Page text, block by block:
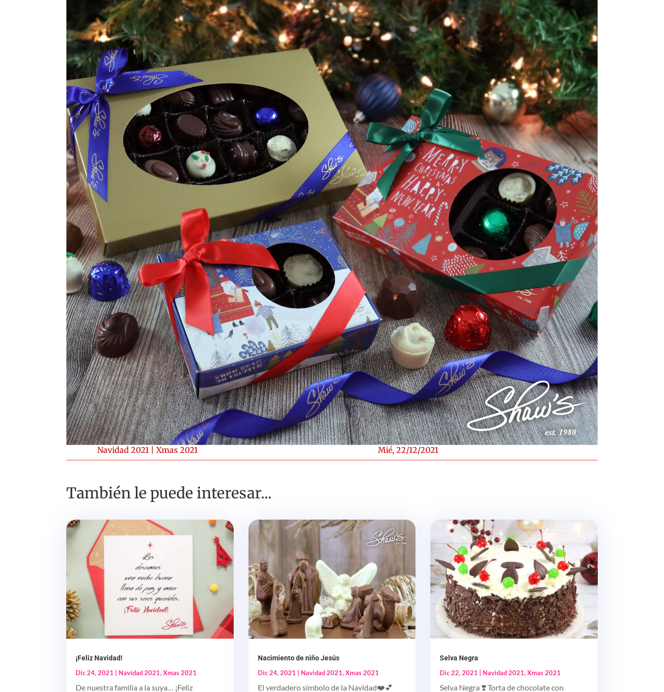
Navidad 2021 |Xmas 2021 Mié, 22/12/2021
También le puede interesar...
¡Feliz Navidad!
Dic 24, 2021
Navidad 2021,Xmas 2021
De nuestra familia a la suya… ¡Feliz
Nacimiento de niño Jesús
Dic 24, 2021
Navidad 2021,Xmas 2021
El verdadero símbolo de la Navidad❤️💕
Selva Negra
Dic 22, 2021
Navidad 2021,Xmas 2021
Selva Negra ❣️ Torta de chocolate con